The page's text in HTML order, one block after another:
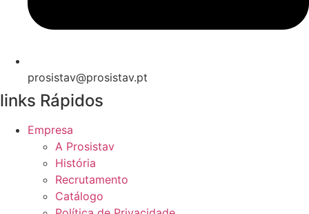
prosistav@prosistav.pt
links Rápidos
Empresa
A Prosistav
História
Recrutamento
Catálogo